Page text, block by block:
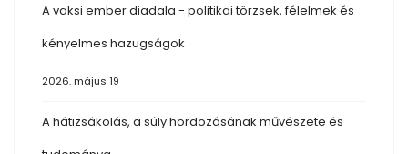
A vaksi ember diadala - politikai törzsek, félelmek és
kényelmes hazugságok
2026. május 19
A hátizsákolás, a súly hordozásának művészete és